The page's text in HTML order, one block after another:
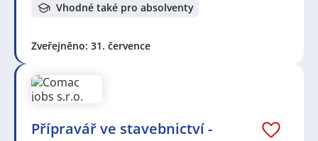
Vhodné také pro absolventy
Zveřejněno: 31. července
Přípravář ve stavebnictví -